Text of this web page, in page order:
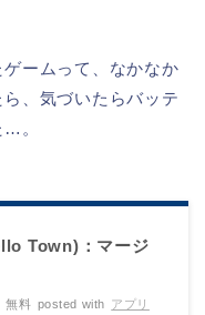
ームって、なかなか
、気づいたらバッテ
…。
Town)：マージ
無料 posted with アプリ